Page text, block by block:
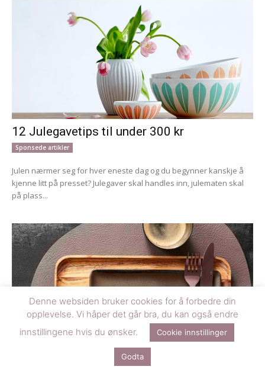
12 Julegavetips til under 300 kr
Sponsede artikler
Julen nærmer seg for hver eneste dag og du begynner kanskje å
kjenne litt på presset? Julegaver skal handles inn, julematen skal
på plass...
10 Julegavetips til under 400 kroner
Denne websiden bruker cookies for å forbedre din
opplevelse. Vi håper det går bra, du kan også endre
innstillingene hvis du ønsker.
Cookie innstillinger
Godta